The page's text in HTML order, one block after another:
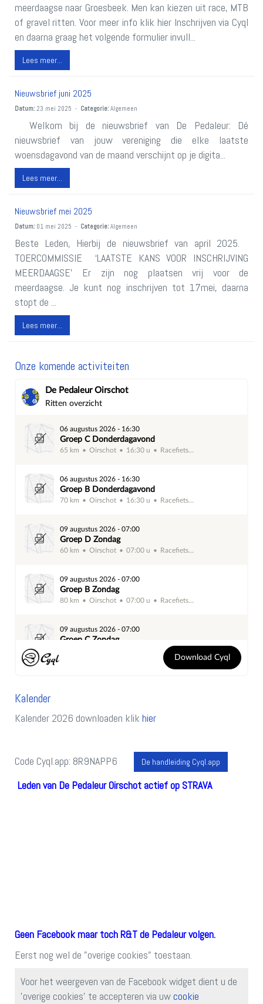
meerdaagse naar Groesbeek. Men kan kiezen uit race, MTB
of gravel ritten. Voor meer info klik hier Inschrijven via Cyql
en daarna graag het volgende formulier invull...
Lees meer...
Nieuwsbrief juni 2025
Datum: 23 mei 2025 - Categorie: Algemeen
Welkom bij de nieuwsbrief van De Pedaleur: Dé
nieuwsbrief van jouw vereniging die elke laatste
woensdagavond van de maand verschijnt op je digita...
Lees meer...
Nieuwsbrief mei 2025
Datum: 01 mei 2025 - Categorie: Algemeen
Beste Leden, Hierbij de nieuwsbrief van april 2025.
TOERCOMMISSIE ‘LAATSTE KANS VOOR INSCHRIJVING
MEERDAAGSE’ Er zijn nog plaatsen vrij voor de
meerdaagse. Je kunt nog inschrijven tot 17mei, daarna
stopt de ...
Lees meer...
Onze komende activiteiten
Kalender
Kalender 2026 downloaden klik hier
Code Cyql.app: 8R9NAPP6 De handleiding Cyql.app
Leden van De Pedaleur Oirschot actief op STRAVA
Geen Facebook maar toch R&T de Pedaleur volgen.
Eerst nog wel de "overige cookies" toestaan.
Voor het weergeven van de Facebook widget dient u de
'overige cookies' te accepteren via uwcookie